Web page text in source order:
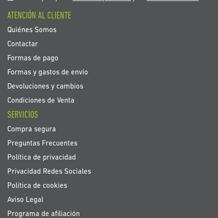
de
noticias:
ATENCIÓN AL CLIENTE
Quiénes Somos
Contactar
Formas de pago
Formas y gastos de envío
Devoluciones y cambios
Condiciones de Venta
SERVICIOS
Compra segura
Preguntas Frecuentes
Política de privacidad
Privacidad Redes Sociales
Política de cookies
Aviso Legal
Programa de afiliación